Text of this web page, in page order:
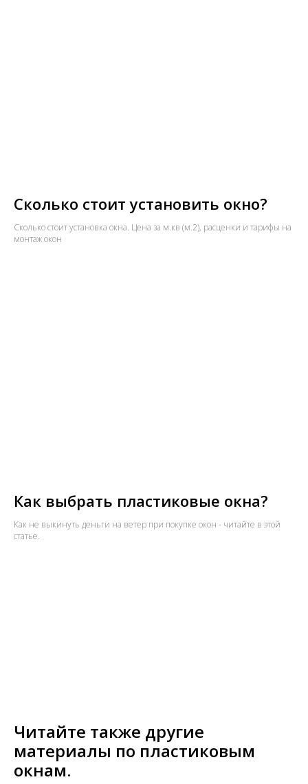
Сколько стоит установить окно?
Сколько стоит установка окна. Цена за м.кв (м.2), расценки и тарифы на
монтаж окон
Как выбрать пластиковые окна?
Как не выкинуть деньги на ветер при покупке окон - читайте в этой
статье.
Читайте также другие
материалы по пластиковым
окнам.